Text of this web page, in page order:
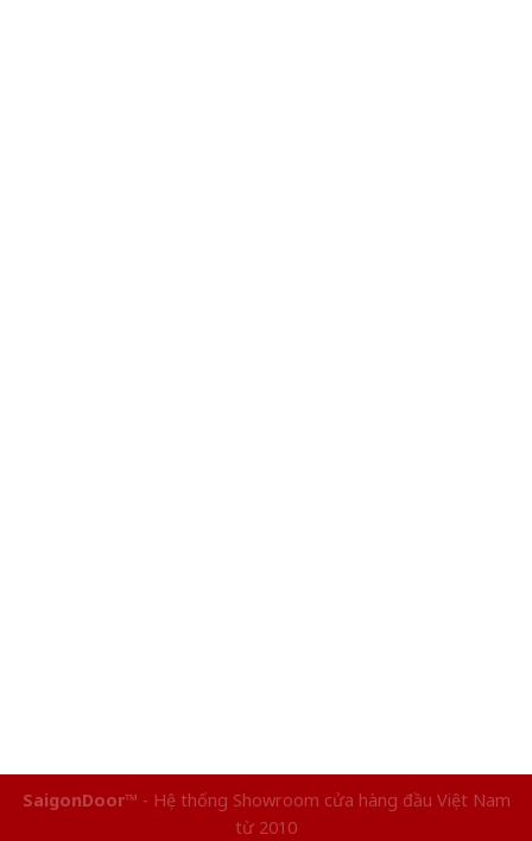
SaigonDoor™ - Hệ thống Showroom cửa hàng đầu Việt Nam
từ 2010